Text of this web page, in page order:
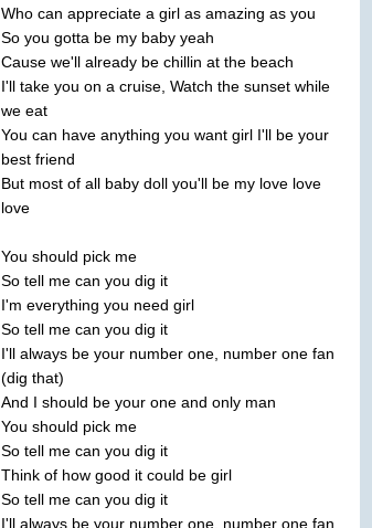
Who can appreciate a girl as amazing as you
So you gotta be my baby yeah
Cause we'll already be chillin at the beach
I'll take you on a cruise Watch the sunset while
we eat
You can have anything you want girl I'll be your
best friend
But most of all baby doll you'll be my love love
love
You should pick me
So tell me can you dig it
I'm everything you need girl
So tell me can you dig it
I'll always be your number one number one fan
(dig that)
And I should be your one and only man
You should pick me
So tell me can you dig it
Think of how good it could be girl
So tell me can you dig it
I'll always be your number one number one fan